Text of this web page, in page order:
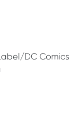
DC Comics